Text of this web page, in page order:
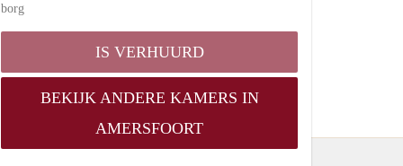
borg
IS VERHUURD
BEKIJK ANDERE KAMERS IN
AMERSFOORT